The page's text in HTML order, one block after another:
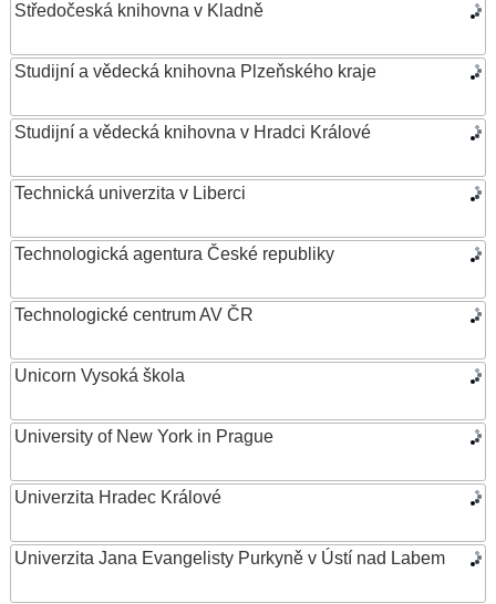
Středočeská knihovna v Kladně
Studijní a vědecká knihovna Plzeňského kraje
Studijní a vědecká knihovna v Hradci Králové
Technická univerzita v Liberci
Technologická agentura České republiky
Technologické centrum AV ČR
Unicorn Vysoká škola
University of New York in Prague
Univerzita Hradec Králové
Univerzita Jana Evangelisty Purkyně v Ústí nad Labem